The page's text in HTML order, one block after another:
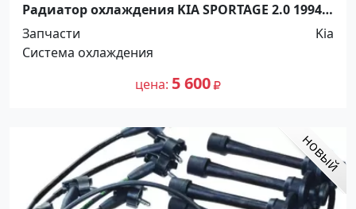
Радиатор охлаждения KIA SPORTAGE 2.0 1994-
2003 Краснодар
Запчасти
Kia
Система охлаждения
цена 5 600